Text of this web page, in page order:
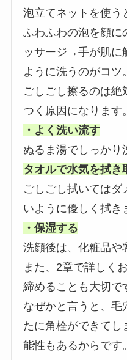
泡立てネットを使う
ふわふわの泡を顔に
ッサージ→手が肌に
ように洗うのがコツ。
ごしごし擦るのは
つく原因になります。
・よく洗い流す
ぬるま湯でしっかり
タオルで水気を拭き
ごしごし拭いてはダ
いように優しく拭き
・保湿する
洗顔後は、化粧品や
また、2章で詳しく
締めることも大切で
なぜかと言うと、毛
たに角栓ができてし
能性もあるからです。